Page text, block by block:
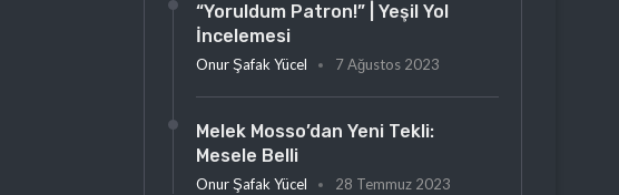
“Yoruldum Patron!” | Yeşil Yol
İncelemesi
Onur Şafak Yücel 7 Ağustos 2023
Melek Mosso’dan Yeni Tekli:
Mesele Belli
Onur Şafak Yücel 28 Temmuz 2023